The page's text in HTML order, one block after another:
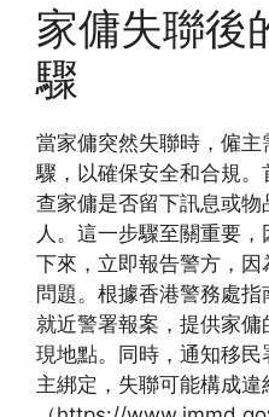
家傭失聯後
驟
當家傭突然失聯時，僱
驟，以確保安全和合規
查家傭是否留下訊息或
人。這一步驟至關重要
下來，立即報告警方，
問題。根據香港警務處
就近警署報案，提供家
現地點。同時，通知移
主綁定，失聯可能構成